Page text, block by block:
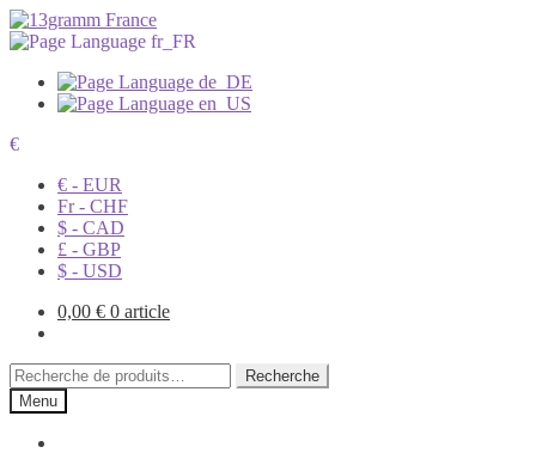
€
€ - EUR
Fr - CHF
$ - CAD
£ - GBP
$ - USD
0,00 € 0 article
Recherche
pour :
Recherche
Menu